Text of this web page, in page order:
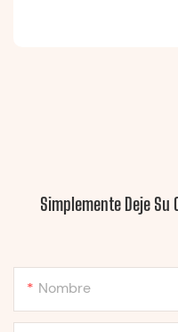
Simplemente Deje Su
Nombre